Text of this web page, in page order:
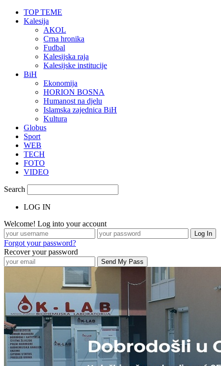
TOP TEME
Kalesija
AKOL
Crna hronika
Fudbal
Kalesijska raja
Kalesijske institucije
BiH
Ekonomija
HORION BOSNA
Humanost na djelu
Islamska zajednica BiH
Kultura
Globus
Sport
WEB
TECH
FOTO
VIDEO
Search
LOG IN
Welcome! Log into your account
Forgot your password?
Recover your password